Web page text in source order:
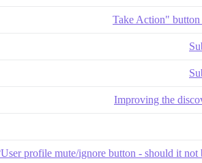
Improving the
User profile mute/ignore button - should it not